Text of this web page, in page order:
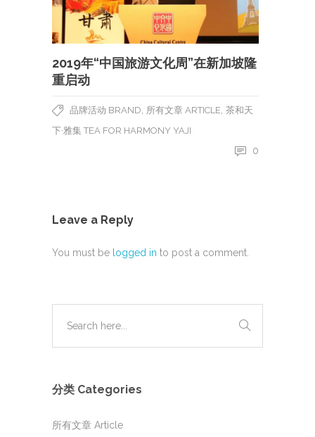
2019年“中国旅游文化周”在新加坡隆
重启动
品牌活动 BRAND 所有文章 ARTICLE 茶和天
下·雅集 TEA FOR HARMONY YAJI
0
Leave a Reply
You must be logged in to post a comment.
分类 Categories
所有文章 Article